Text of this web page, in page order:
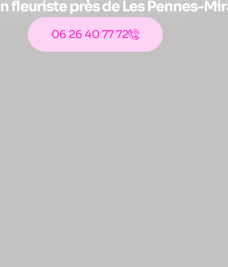
fleuriste près de Les Pennes-
06 26 40 77 72